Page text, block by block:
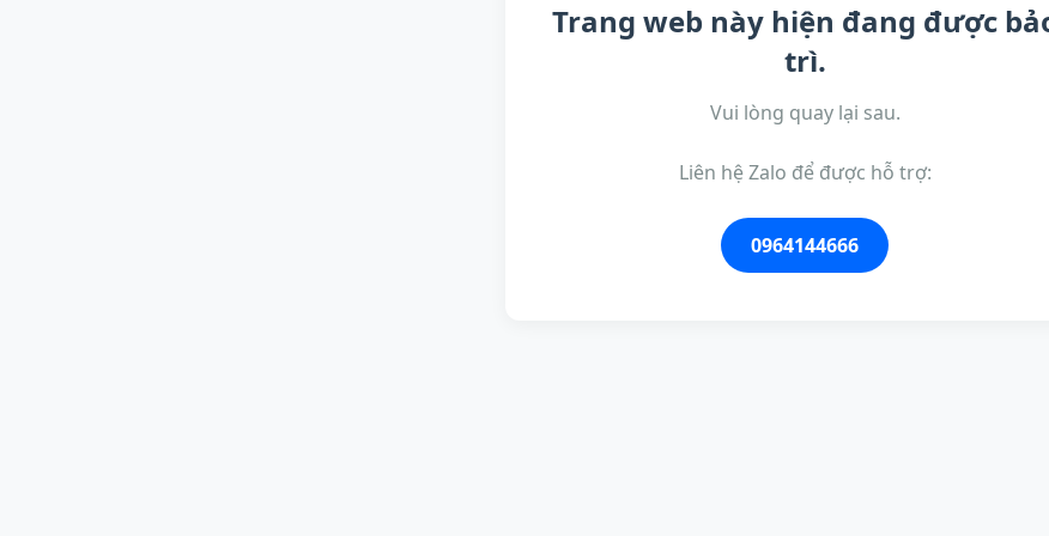
Trang web này hiện đang được
trì.
Vui lòng quay lại sau.
Liên hệ Zalo để được hỗ trợ:
0964144666